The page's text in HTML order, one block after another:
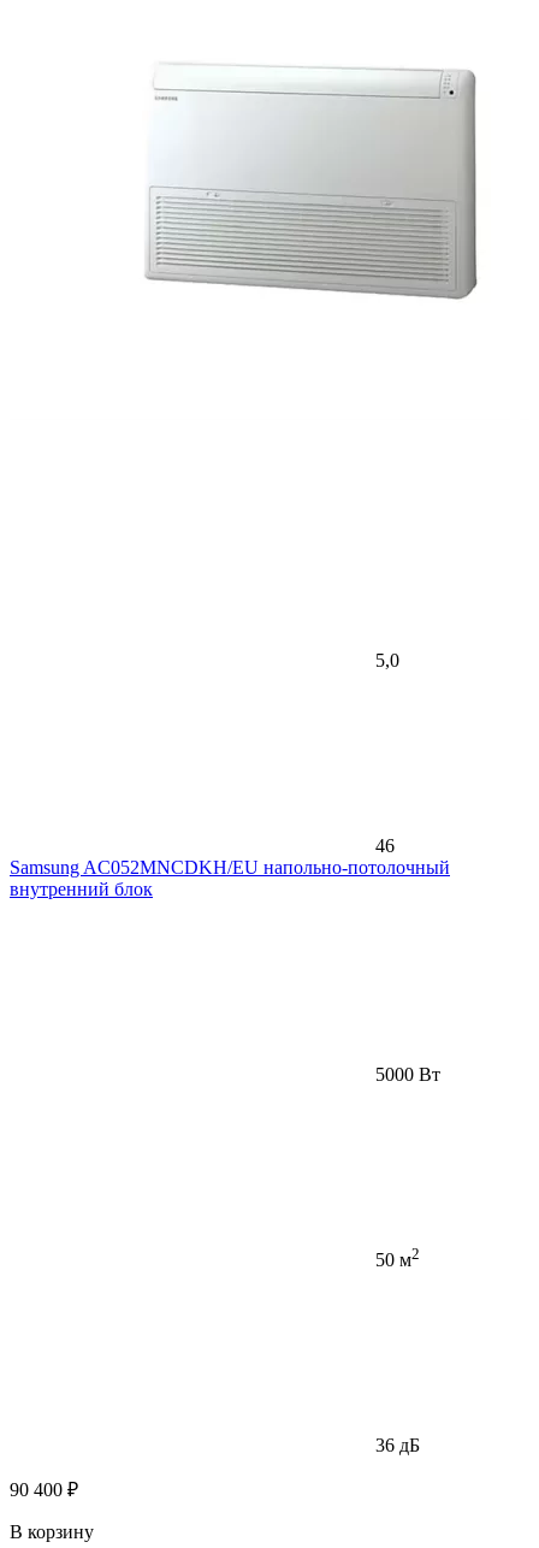
5,0
46
Samsung AC052MNCDKH/EU напольно-потолочный
внутренний блок
5000 Вт
50 м2
36 дБ
90 400 ₽
В корзину